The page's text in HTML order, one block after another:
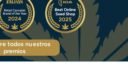
todos nuestros
premios